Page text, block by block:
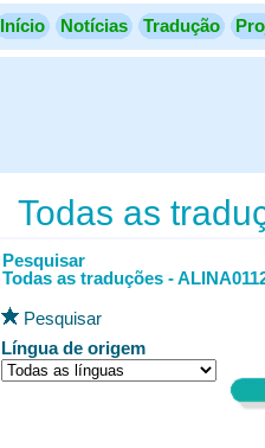
Início Notícias Tradução
Todas as
Pesquisar
Todas as traduções -
Pesquisar
Língua de origem